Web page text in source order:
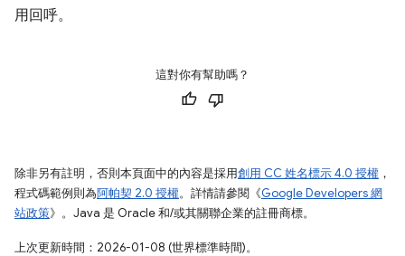
用回呼。
這對你有幫助嗎？
除非另有註明，否則本頁面中的內容是採用創用 CC 姓名標示 4.0 授權 ，
程式碼範例則為阿帕契 2.0 授權。詳情請參閱《Google Developers 網
站政策》。Java 是 Oracle 和/或其關聯企業的註冊商標。
上次更新時間：2026-01-08 (世界標準時間)。